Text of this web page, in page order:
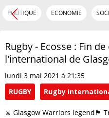
POLITIQUE ECONOMIE
Rugby - Ecosse : Fin
l'international de
lundi 3 mai 2021 à 21:35
RUGBY
Rugby
⚔️ Glasgow Warriors legend🏴󠁧󠁢󠁳󠁣󠁴󠁿